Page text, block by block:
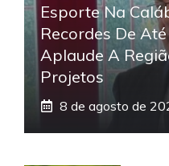
Esporte Na
Recordes De
Aplaude A
Projetos
8 de agosto de